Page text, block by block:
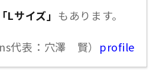
「Lサイズ」 もあります。
代表：穴澤 賢） profile